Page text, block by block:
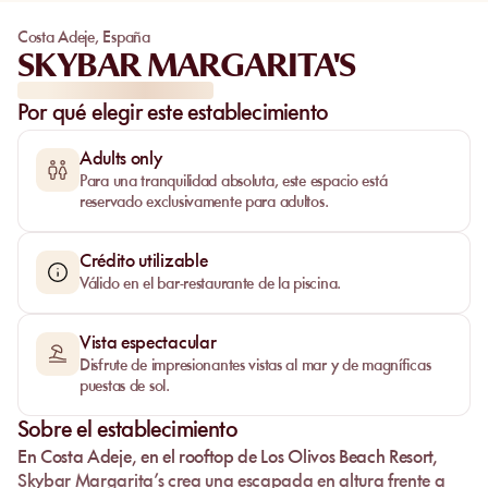
Costa Adeje, España
SKYBAR MARGARITA'S
Por qué elegir este establecimiento
Adults only
Para una tranquilidad absoluta, este espacio está
reservado exclusivamente para adultos.
Crédito utilizable
Válido en el bar-restaurante de la piscina.
Vista espectacular
Disfrute de impresionantes vistas al mar y de magníficas
puestas de sol.
Sobre el establecimiento
En Costa Adeje, en el rooftop de Los Olivos Beach Resort,
Skybar Margarita’screa una escapada en altura frente a